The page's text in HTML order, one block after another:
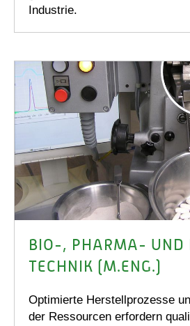
Industrie.
BIO-, PHARMA- UND
TECHNIK (M.ENG.)
Optimierte Herstellprozesse
der Ressourcen erfordern